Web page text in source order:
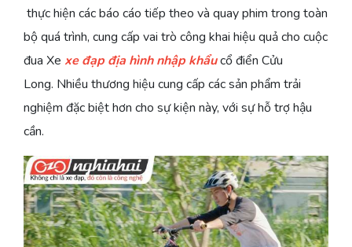
thực hiện các báo cáo tiếp theo và quay phim trong toàn
bộ quá trình, cung cấp vai trò công khai hiệu quả cho cuộc
đua Xe xe đạp địa hình nhập khẩucổ điển Cửu
Long. Nhiều thương hiệu cung cấp các sản phẩm trải
nghiệm đặc biệt hơn cho sự kiện này, với sự hỗ trợ hậu
cần.